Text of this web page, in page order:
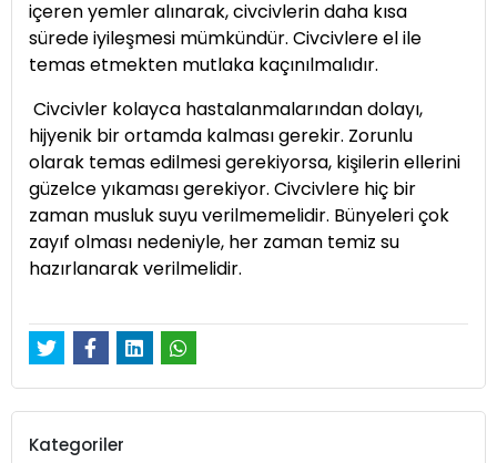
içeren yemler alınarak, civcivlerin daha kısa
sürede iyileşmesi mümkündür. Civcivlere el ile
temas etmekten mutlaka kaçınılmalıdır.
Civcivler kolayca hastalanmalarından dolayı,
hijyenik bir ortamda kalması gerekir. Zorunlu
olarak temas edilmesi gerekiyorsa, kişilerin ellerini
güzelce yıkaması gerekiyor. Civcivlere hiç bir
zaman musluk suyu verilmemelidir. Bünyeleri çok
zayıf olması nedeniyle, her zaman temiz su
hazırlanarak verilmelidir.
Kategoriler